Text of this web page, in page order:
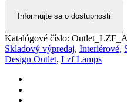
Informujte sa o dostupnosti
Katalógové číslo:
Skladový výpredaj, Interiérové,
Design Outlet, Lzf Lamps